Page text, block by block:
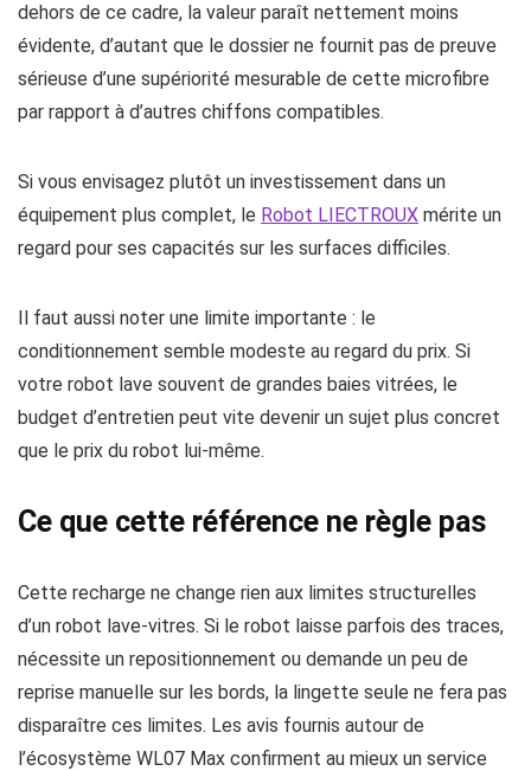
dehors de ce cadre, la valeur paraît nettement moins
évidente, d’autant que le dossier ne fournit pas de preuve
sérieuse d’une supériorité mesurable de cette microfibre
par rapport à d’autres chiffons compatibles.
Si vous envisagez plutôt un investissement dans un
équipement plus complet, le Robot LIECTROUX mérite un
regard pour ses capacités sur les surfaces difficiles.
Il faut aussi noter une limite importante : le
conditionnement semble modeste au regard du prix. Si
votre robot lave souvent de grandes baies vitrées, le
budget d’entretien peut vite devenir un sujet plus concret
que le prix du robot lui-même.
Ce que cette référence ne règle pas
Cette recharge ne change rien aux limites structurelles
d’un robot lave-vitres. Si le robot laisse parfois des traces,
nécessite un repositionnement ou demande un peu de
reprise manuelle sur les bords, la lingette seule ne fera pas
disparaître ces limites. Les avis fournis autour de
l’écosystème WL07 Max confirment au mieux un service